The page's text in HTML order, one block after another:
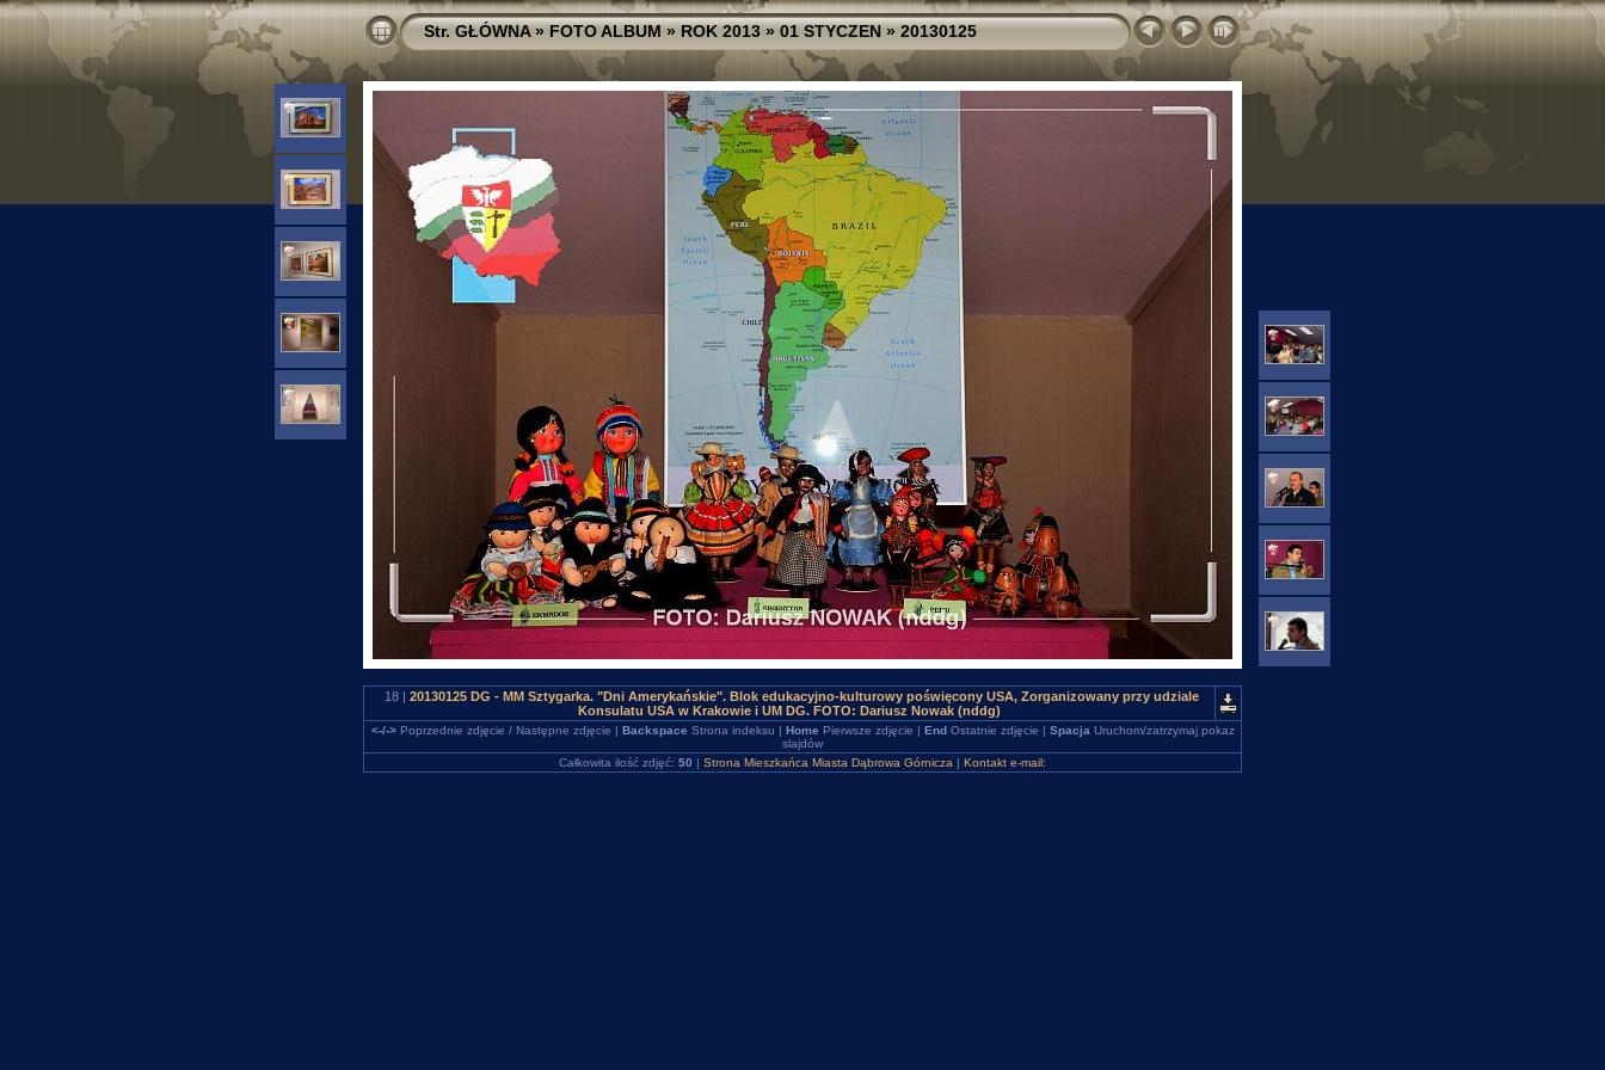
Str. GŁÓWNA»FOTO ALBUM»ROK 2013»01 STYCZEN»20130125
18 | 20130125 DG - MM Sztygarka. "Dni Amerykańskie". Blok edukacyjno-kulturowy poświęcony USA, Zorganizowany przy udziale
Konsulatu USA w Krakowie i UM DG. FOTO: Dariusz Nowak (nddg)
<-/->Poprzednie zdjęcie / Następne zdjęcie | Backspace Strona indeksu | Home Pierwsze zdjęcie | EndOstatnie zdjęcie | Spacja Uruchom/zatrzymaj pokaz
slajdów
Całkowita ilość zdjęć: 50 | Strona Mieszkańca Miasta Dąbrowa Górnicza | Kontakt e-mail: